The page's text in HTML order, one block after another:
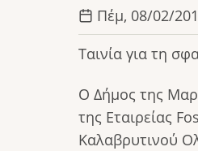
Πέμ, 08/02/
Ταινία για τη
Ο Δήμος της
της Εταιρείας
Καλαβρυτινού